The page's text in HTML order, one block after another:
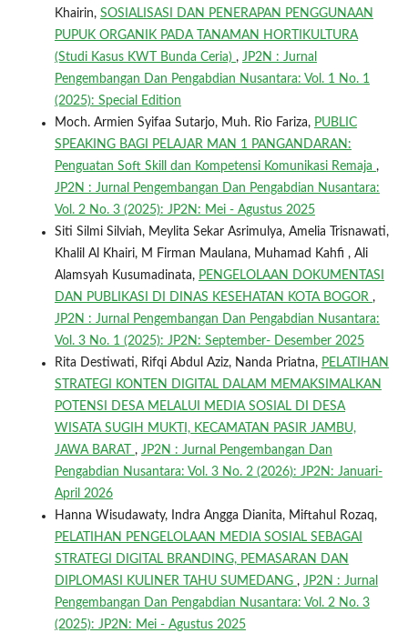
Khairin, SOSIALISASI DAN PENERAPAN PENGGUNAAN
PUPUK ORGANIK PADA TANAMAN HORTIKULTURA
(Studi Kasus KWT Bunda Ceria) , JP2N : Jurnal
Pengembangan Dan Pengabdian Nusantara: Vol. 1 No. 1
(2025): Special Edition
Moch. Armien Syifaa Sutarjo, Muh. Rio Fariza, PUBLIC
SPEAKING BAGI PELAJAR MAN 1 PANGANDARAN:
Penguatan Soft Skill dan Kompetensi Komunikasi Remaja ,
JP2N : Jurnal Pengembangan Dan Pengabdian Nusantara:
Vol. 2 No. 3 (2025): JP2N: Mei - Agustus 2025
Siti Silmi Silviah, Meylita Sekar Asrimulya, Amelia Trisnawati,
Khalil Al Khairi, M Firman Maulana, Muhamad Kahfi , Ali
Alamsyah Kusumadinata, PENGELOLAAN DOKUMENTASI
DAN PUBLIKASI DI DINAS KESEHATAN KOTA BOGOR ,
JP2N : Jurnal Pengembangan Dan Pengabdian Nusantara:
Vol. 3 No. 1 (2025): JP2N: September- Desember 2025
Rita Destiwati, Rifqi Abdul Aziz, Nanda Priatna, PELATIHAN
STRATEGI KONTEN DIGITAL DALAM MEMAKSIMALKAN
POTENSI DESA MELALUI MEDIA SOSIAL DI DESA
WISATA SUGIH MUKTI, KECAMATAN PASIR JAMBU,
JAWA BARAT , JP2N : Jurnal Pengembangan Dan
Pengabdian Nusantara: Vol. 3 No. 2 (2026): JP2N: Januari-
April 2026
Hanna Wisudawaty, Indra Angga Dianita, Miftahul Rozaq,
PELATIHAN PENGELOLAAN MEDIA SOSIAL SEBAGAI
STRATEGI DIGITAL BRANDING, PEMASARAN DAN
DIPLOMASI KULINER TAHU SUMEDANG , JP2N : Jurnal
Pengembangan Dan Pengabdian Nusantara: Vol. 2 No. 3
(2025): JP2N: Mei - Agustus 2025